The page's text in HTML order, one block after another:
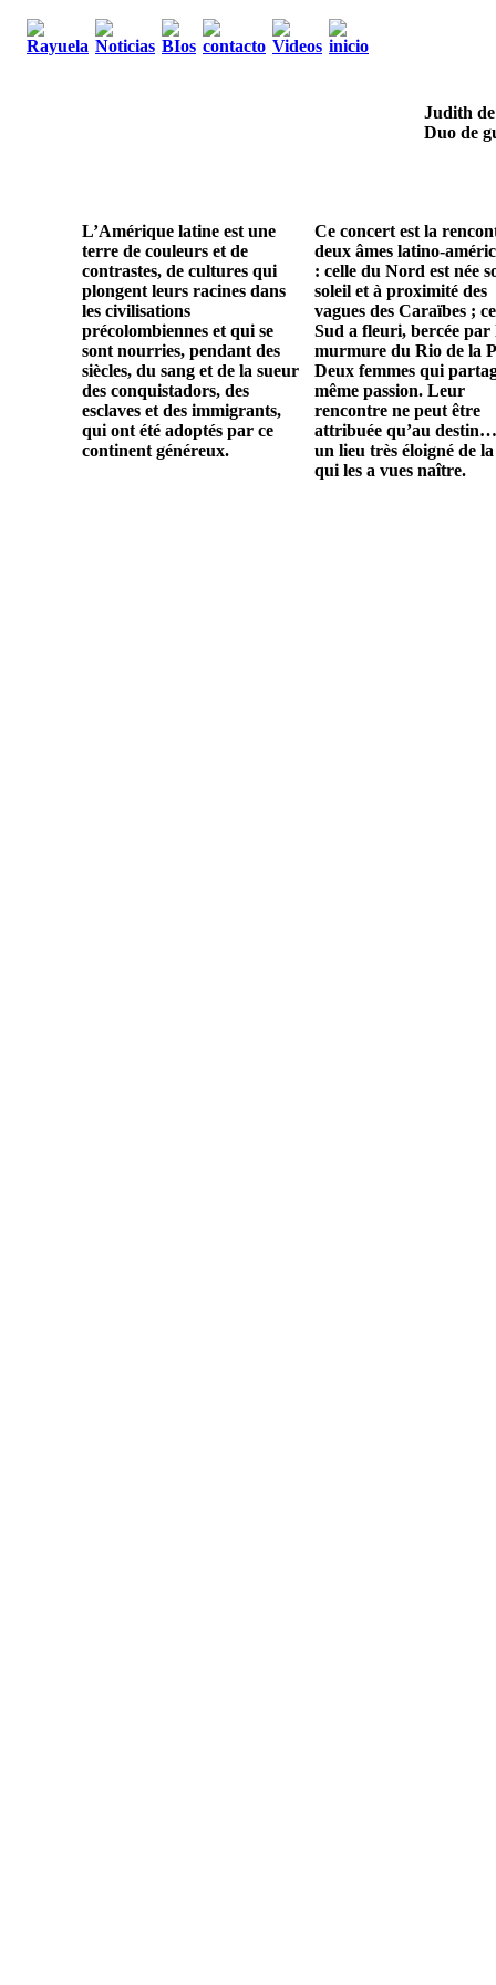
Judith
Duo de
L’Amérique latine est une
terre de couleurs et de
contrastes, de cultures qui
plongent leurs racines dans
les civilisations
précolombiennes et qui se
sont nourries, pendant des
siècles, du sang et de la sueur
des conquistadors, des
esclaves et des immigrants,
qui ont été adoptés par ce
continent généreux.
Ce concert est la
deux âmes latino-
: celle du Nord est née
soleil et à proximité des
vagues des Caraïbes ;
Sud a fleuri, bercée par
murmure du Rio de la
Deux femmes qui
même passion. Leur
rencontre ne peut être
attribuée qu’au
un lieu très éloigné de
qui les a vues naître.